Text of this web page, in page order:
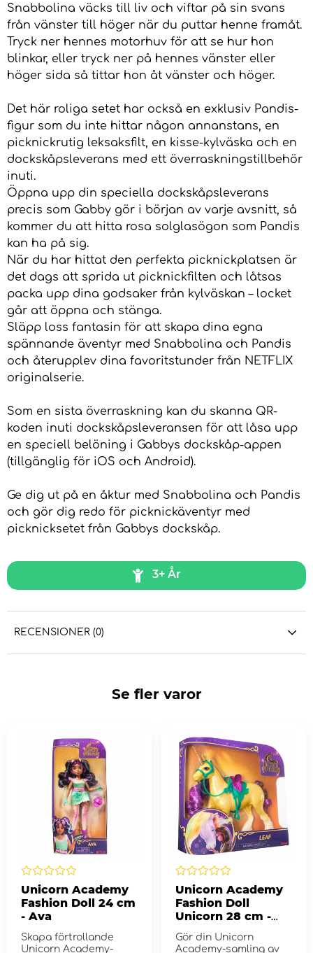
Snabbolina väcks till liv och viftar på sin svans
från vänster till höger när du puttar henne framåt.
Tryck ner hennes motorhuv för att se hur hon
blinkar, eller tryck ner på hennes vänster eller
höger sida så tittar hon åt vänster och höger.
Det här roliga setet har också en exklusiv Pandis-
figur som du inte hittar någon annanstans, en
picknickrutig leksaksfilt, en kisse-kylväska och en
dockskåpsleverans med ett överraskningstillbehör
inuti.
Öppna upp din speciella dockskåpsleverans
precis som Gabby gör i början av varje avsnitt, så
kommer du att hitta rosa solglasögon som Pandis
kan ha på sig.
När du har hittat den perfekta picknickplatsen är
det dags att sprida ut picknickfilten och låtsas
packa upp dina godsaker från kylväskan – locket
går att öppna och stänga.
Släpp loss fantasin för att skapa dina egna
spännande äventyr med Snabbolina och Pandis
och återupplev dina favoritstunder från NETFLIX
originalserie.
Som en sista överraskning kan du skanna QR-
koden inuti dockskåpsleveransen för att låsa upp
en speciell belöning i Gabbys dockskåp-appen
(tillgänglig för iOS och Android).
Ge dig ut på en åktur med Snabbolina och Pandis
och gör dig redo för picknickäventyr med
picknicksetet från Gabbys dockskåp.
3+ År
RECENSIONER (0)
Se fler varor
Unicorn Academy
Fashion Doll 24 cm
- Ava
Skapa förtrollande
Unicorn Academy-
Unicorn Academy
Fashion Doll
Unicorn 28 cm -
Gör din Unicorn
Academy-samling av